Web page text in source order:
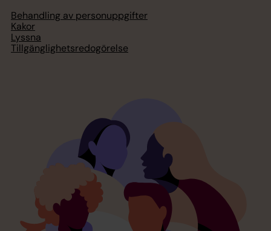
Behandling av personuppgifter
Kakor
Lyssna
Tillgänglighetsredogörelse